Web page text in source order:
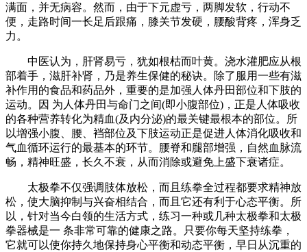
满面，并无病容。然而，由于下元虚亏，两脚发软，行动不
便，走路时间一长足后跟痛，膝关节发硬，腰酸背疼，浑身乏
力。
中医认为，肝肾易亏，犹如根枯而叶黄。浇水灌肥应从根
部着手，滋肝补肾，乃是养生保健的秘诀。除了服用一些有滋
补作用的食品和药品外，重要的是加强人体丹田部位和下肢的
运动。因 为人体丹田与命门之间(即小腹部位)，正是人体吸收
的各种营养转化为精血(及内分泌)的最关键最根本的部位。所
以增强小腹、腰、裆部位及下肢运动正是促进人体消化吸收和
气血循环运行的最基本的环节。腰脊和腿部增强，自然血脉流
畅，精神旺盛，长久不衰，从而消除或避免上盛下衰诸症。
太极拳不仅强调肢体放松，而且练拳全过程都要求精神放
松，使大脑抑制与兴奋相结合，而且它还有利于心态平衡。所
以，针对当今白领的生活方式，练习一种或几种太极拳和太极
拳器械是一 条非常可靠的健康之路。只要你每天坚持练拳，
它就可以使你持久地保持身心平衡和动态平衡，早日从沉重的